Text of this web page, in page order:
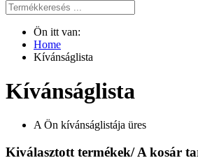
Ön itt van:
Home
Kívánságlista
Kívánságlista
A Ön kívánságlistája üres
Kiválasztott termékek/ A kosár